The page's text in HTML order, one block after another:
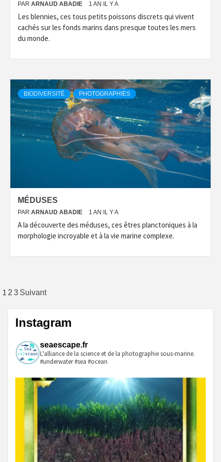
PAR ARNAUD ABADIE 1 AN IL Y A
Les blennies, ces tous petits poissons discrets qui vivent
cachés sur les fonds marins dans presque toutes les mers
du monde.
BIODIVERSITÉ PHOTOGRAPHIES
MÉDUSES
PAR ARNAUD ABADIE 1 AN IL Y A
A la découverte des méduses, ces êtres planctoniques à la
morphologie incroyable et à la vie marine complexe.
Pagination
des
publications
1 2 3 Suivant
Instagram
seaescape.fr
L'alliance de la science et de la photographie sous-marine.
#underwater #sea #ocean